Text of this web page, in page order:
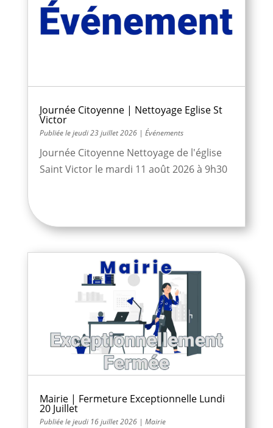
Journée Citoyenne | Nettoyage Eglise St
Victor
jeudi 23 juillet 2026| Événements
Journée Citoyenne Nettoyage de l'église
Saint Victor le mardi 11 août 2026 à 9h30
Mairie | Fermeture Exceptionnelle Lundi
20 Juillet
jeudi 16 juillet 2026| Mairie